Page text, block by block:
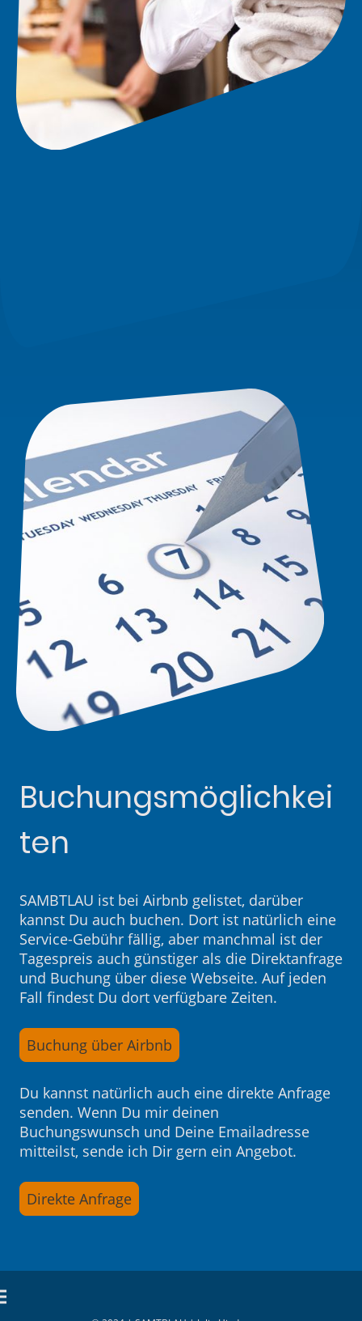
Buchungsmöglichkei
ten
SAMBTLAU ist bei Airbnb gelistet, darüber
kannst Du auch buchen. Dort ist natürlich eine
Service-Gebühr fällig, aber manchmal ist der
Tagespreis auch günstiger als die Direktanfrage
und Buchung über diese Webseite. Auf jeden
Fall findest Du dort verfügbare Zeiten.
Buchung über Airbnb
Du kannst natürlich auch eine direkte Anfrage
senden. Wenn Du mir deinen
Buchungswunsch und Deine Emailadresse
mitteilst, sende ich Dir gern ein Angebot.
Direkte Anfrage